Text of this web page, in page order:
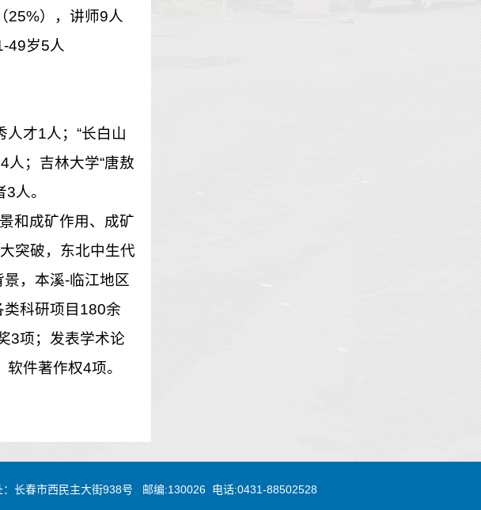
25%），讲师9人
49岁5人
才1人；“长白山
人；吉林大学“唐敖
人。
和成矿作用、成矿
突破，东北中生代
，本溪-临江地区
科研项目180余
3项；发表学术论
件著作权4项。
长春市西民主大街938号 邮编:130026 电话:0431-88502528